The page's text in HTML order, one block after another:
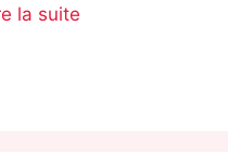
la suite